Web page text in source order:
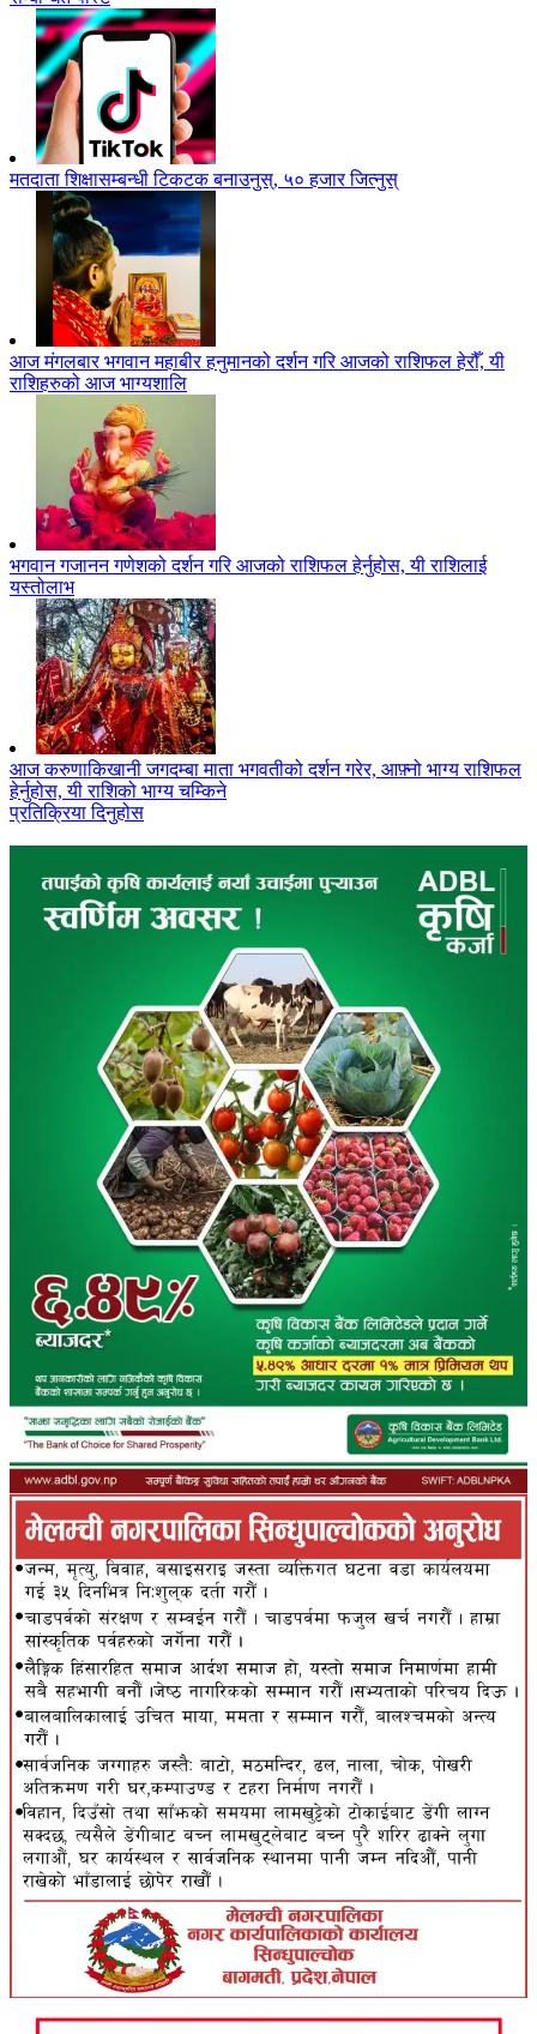
मतदाता शिक्षासम्बन्धी टिकटक बनाउनुस्, ५० हजार जित्नुस्
आज मंगलबार भगवान महाबीर हनुमानको दर्शन गरि आजको राशिफल हेरौँ, यी
राशिहरुको आज भाग्यशालि
भगवान गजानन गणेशको दर्शन गरि आजको राशिफल हेर्नुहोस, यी राशिलाई
यस्तोलाभ
आज करुणाकिखानी जगदम्बा माता भगवतीको दर्शन गरेर, आफ़्नो भाग्य राशिफल
हेर्नुहोस, यी राशिको भाग्य चम्किने
प्रतिक्रिया दिनुहोस